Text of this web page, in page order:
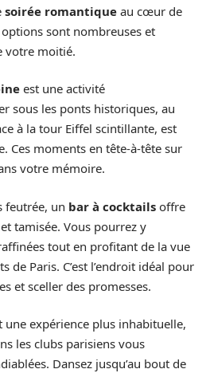
soirée romantique au cœur de
sont nombreuses et
votre moitié.
est une activité
sous les ponts historiques, au
à la tour Eiffel scintillante, est
Ces moments en tête-à-tête sur
votre mémoire.
feutrée, un bar à cocktails offre
tamisée. Vous pourrez y
tout en profitant de la vue
de Paris. C’est l’endroit idéal pour
et sceller des promesses.
une expérience plus inhabituelle,
les clubs parisiens vous
Dansez jusqu’au bout de